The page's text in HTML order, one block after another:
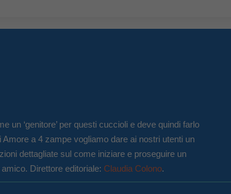
un ‘genitore’ per questi cuccioli e deve quindi farlo
a 4 zampe vogliamo dare ai nostri utenti un
dettagliate sul come iniziare e proseguire un
Direttore editoriale: Claudia Colono.